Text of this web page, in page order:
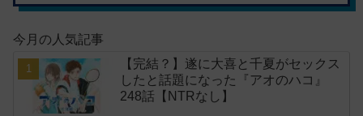
今月の人気記事
【完結？】遂に大喜と千夏がセックス
したと話題になった『アオのハコ』
248話【NTRなし】